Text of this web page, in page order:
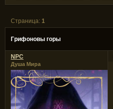
Грифоновы горы
Страница:1
NPC
Душа Мира